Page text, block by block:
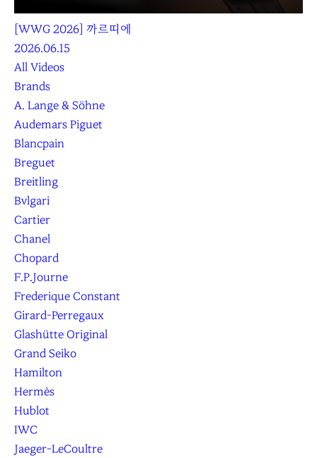
[WWG 2026] 까르띠에
2026.06.15
All Videos
Brands
A. Lange & Söhne
Audemars Piguet
Blancpain
Breguet
Breitling
Bvlgari
Cartier
Chanel
Chopard
F.P.Journe
Frederique Constant
Girard-Perregaux
Glashütte Original
Grand Seiko
Hamilton
Hermès
Hublot
IWC
Jaeger-LeCoultre